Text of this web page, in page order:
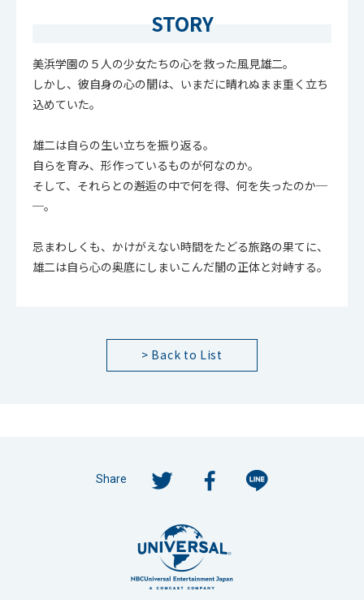
STORY
美浜学園の５人の少女たちの心を救った風見雄二。
しかし、彼自身の心の闇は、いまだに晴れぬまま重く立ち
込めていた。
雄二は自らの生い立ちを振り返る。
自らを育み、形作っているものが何なのか。
そして、それらとの邂逅の中で何を得、何を失ったのか─
─。
忌まわしくも、かけがえない時間をたどる旅路の果てに、
雄二は自ら心の奥底にしまいこんだ闇の正体と対峙する。
> Back to List
Share